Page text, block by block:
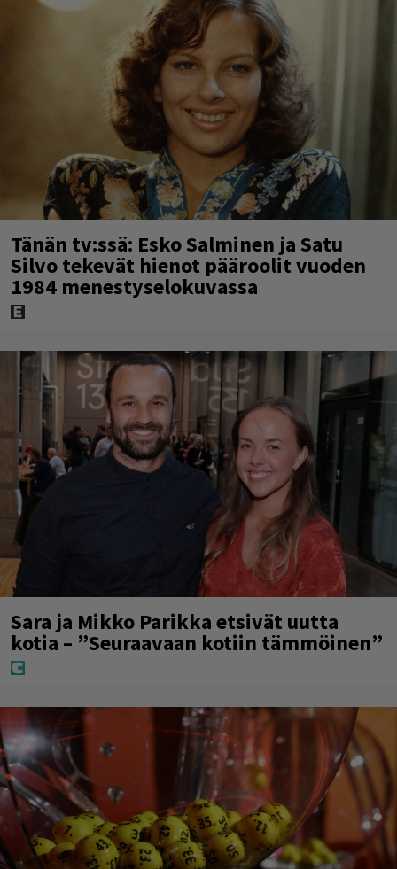
Tänän tv:ssä: Esko Salminen ja Satu
Silvo tekevät hienot pääroolit vuoden
1984 menestyselokuvassa
Sara ja Mikko Parikka etsivät uutta
kotia – ”Seuraavaan kotiin tämmöinen”